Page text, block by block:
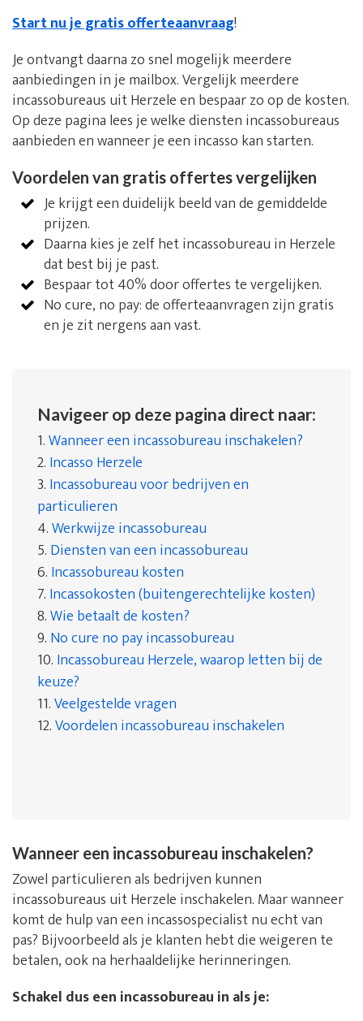
Start nu je gratis offerteaanvraag!
Je ontvangt daarna zo snel mogelijk meerdere
aanbiedingen in je mailbox. Vergelijk meerdere
incassobureaus uit Herzele en bespaar zo op de kosten.
Op deze pagina lees je welke diensten incassobureaus
aanbieden en wanneer je een incasso kan starten.
Voordelen van gratis offertes vergelijken
Je krijgt een duidelijk beeld van de gemiddelde
prijzen.
Daarna kies je zelf het incassobureau in Herzele
dat best bij je past.
Bespaar tot 40% door offertes te vergelijken.
No cure, no pay: de offerteaanvragen zijn gratis
en je zit nergens aan vast.
Navigeer op deze pagina direct naar:
1.Wanneer een incassobureau inschakelen?
2. Incasso Herzele
3. Incassobureau voor bedrijven en
particulieren
4.Werkwijze incassobureau
5. Diensten van een incassobureau
6. Incassobureau kosten
7. Incassokosten (buitengerechtelijke kosten)
8.Wie betaalt de kosten?
9. No cure no pay incassobureau
10. Incassobureau Herzele, waarop letten bij de
keuze?
11.Veelgestelde vragen
12.Voordelen incassobureau inschakelen
Wanneer een incassobureau inschakelen?
Zowel particulieren als bedrijven kunnen
incassobureaus uit Herzele inschakelen. Maar wanneer
komt de hulp van een incassospecialist nu echt van
pas? Bijvoorbeeld als je klanten hebt die weigeren te
betalen, ook na herhaaldelijke herinneringen.
Schakel dus een incassobureau in als je: